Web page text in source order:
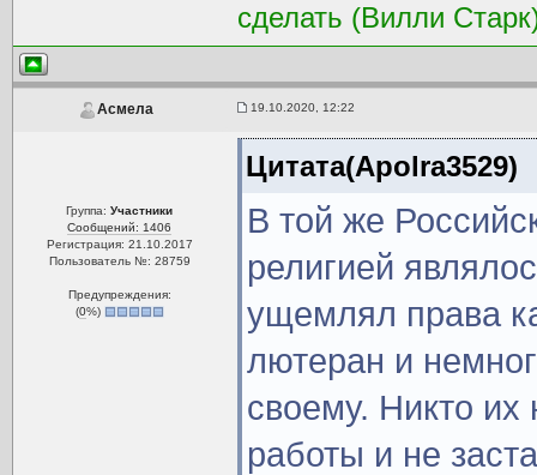
сделать (Вилли
Асмела 19.10.2020, 12:22
Группа:Участники
Сообщений: 1406
Регистрация: 21.10.2017
Пользователь №: 28759
Предупреждения:
(0%)
Цитата(Apolra3529)
В той же
религией
ущемлял права
лютеран и
своему. Никто
работы и не